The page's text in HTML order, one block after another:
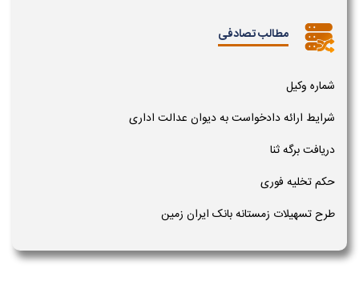
مطالب تصادفی
شماره وکیل
شرایط ارائه دادخواست به دیوان عدالت اداری
دریافت برگه ثنا
حکم تخلیه فوری
طرح تسهیلات زمستانه بانک ایران زمین